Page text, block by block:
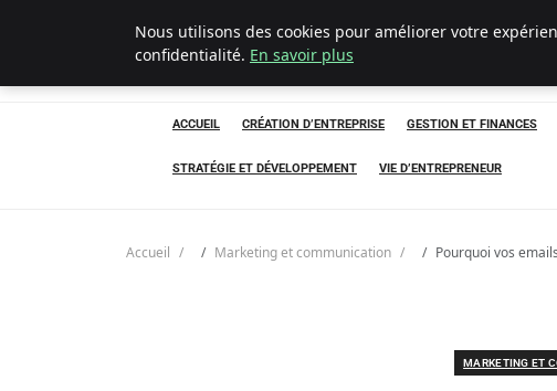
Ultimatefs
ACCUEIL CRÉATION D’ENTREPRISE GESTION ET FINANCES
STRATÉGIE ET DÉVELOPPEMENT VIE D’ENTREPRENEUR
Accueil Marketing et communication Pourquoi vos
MARKETING ET
Nous utilisons des cookies pour améliorer votre
confidentialité. En savoir plus